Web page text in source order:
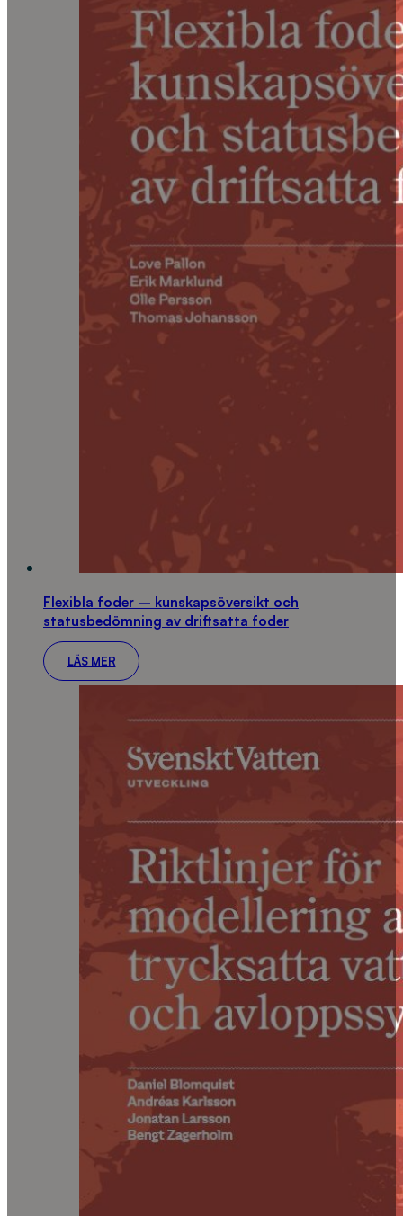
Flexibla foder – kunskapsöversikt och
statusbedömning av driftsatta foder
LÄS MER